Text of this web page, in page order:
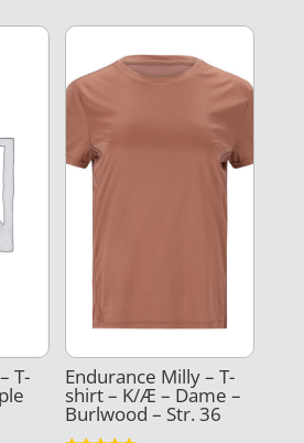
T- Endurance Milly – T-
shirt – K/Æ – Dame –
Burlwood – Str. 36